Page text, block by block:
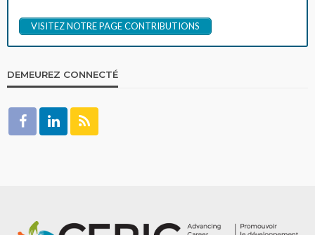
VISITEZ NOTRE PAGE CONTRIBUTIONS
DEMEUREZ CONNECTÉ